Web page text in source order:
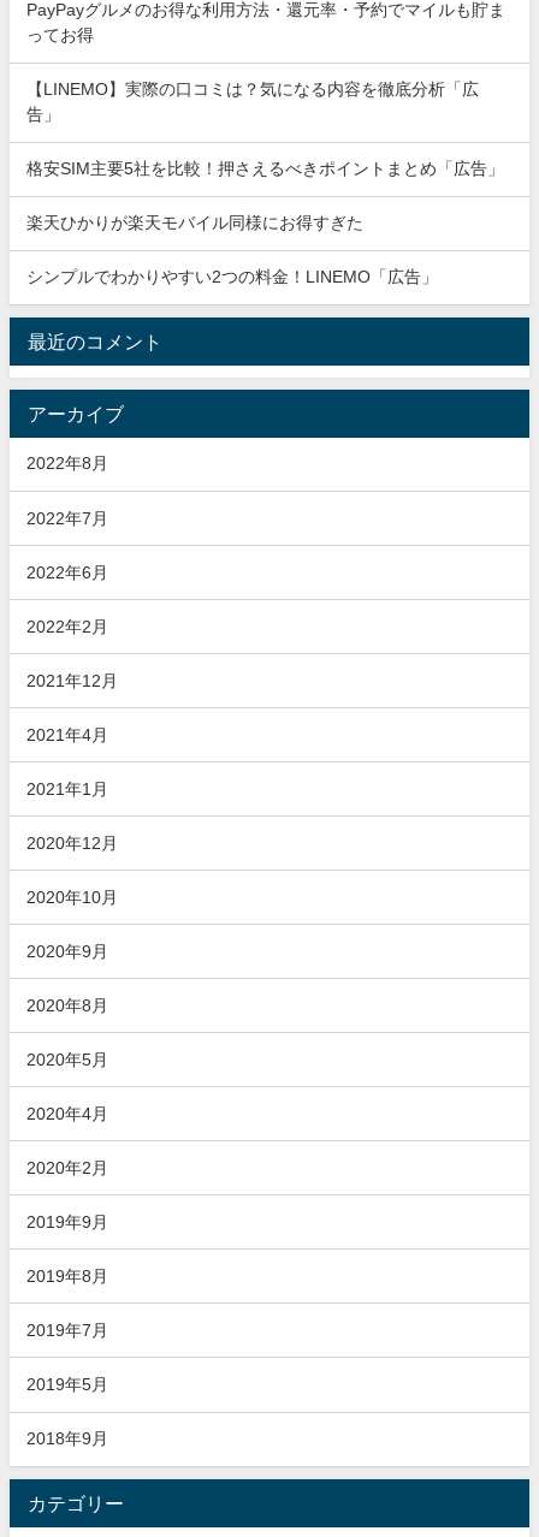
PayPayグルメのお得な利用方法・還元率・予約でマイルも貯ま
ってお得
【LINEMO】実際の口コミは？気になる内容を徹底分析「広
告」
格安SIM主要5社を比較！押さえるべきポイントまとめ「広告」
楽天ひかりが楽天モバイル同様にお得すぎた
シンプルでわかりやすい2つの料金！LINEMO「広告」
最近のコメント
アーカイブ
2022年8月
2022年7月
2022年6月
2022年2月
2021年12月
2021年4月
2021年1月
2020年12月
2020年10月
2020年9月
2020年8月
2020年5月
2020年4月
2020年2月
2019年9月
2019年8月
2019年7月
2019年5月
2018年9月
カテゴリー